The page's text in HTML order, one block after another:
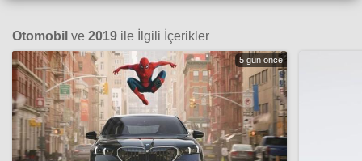
Otomobil ve 2019 ile İlgili İçerikler
5 gün önce